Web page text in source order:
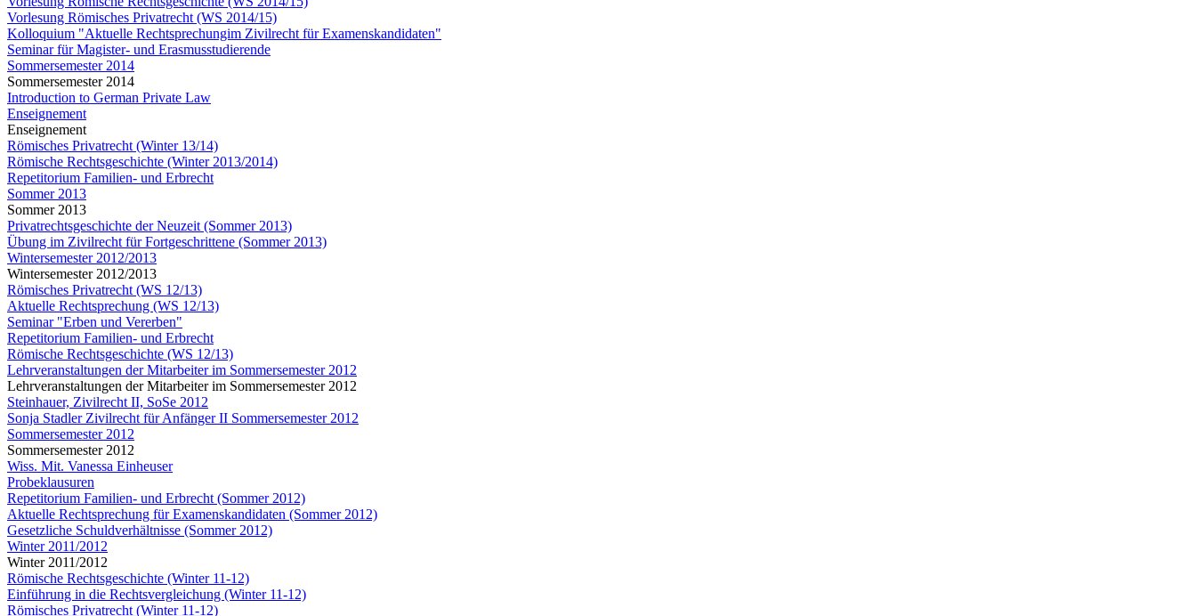
Vorlesung Römisches Privatrecht (WS 2014/15)
Kolloquium "Aktuelle Rechtsprechungim Zivilrecht für Examenskandidaten"
Seminar für Magister- und Erasmusstudierende
Sommersemester 2014
Sommersemester 2014
Introduction to German Private Law
Enseignement
Enseignement
Römisches Privatrecht (Winter 13/14)
Römische Rechtsgeschichte (Winter 2013/2014)
Repetitorium Familien- und Erbrecht
Sommer 2013
Sommer 2013
Privatrechtsgeschichte der Neuzeit (Sommer 2013)
Übung im Zivilrecht für Fortgeschrittene (Sommer 2013)
Wintersemester 2012/2013
Wintersemester 2012/2013
Römisches Privatrecht (WS 12/13)
Aktuelle Rechtsprechung (WS 12/13)
Seminar "Erben und Vererben"
Repetitorium Familien- und Erbrecht
Römische Rechtsgeschichte (WS 12/13)
Lehrveranstaltungen der Mitarbeiter im Sommersemester 2012
Lehrveranstaltungen der Mitarbeiter im Sommersemester 2012
Steinhauer, Zivilrecht II, SoSe 2012
Sonja Stadler Zivilrecht für Anfänger II Sommersemester 2012
Sommersemester 2012
Sommersemester 2012
Wiss. Mit. Vanessa Einheuser
Probeklausuren
Repetitorium Familien- und Erbrecht (Sommer 2012)
Aktuelle Rechtsprechung für Examenskandidaten (Sommer 2012)
Gesetzliche Schuldverhältnisse (Sommer 2012)
Winter 2011/2012
Winter 2011/2012
Römische Rechtsgeschichte (Winter 11-12)
Einführung in die Rechtsvergleichung (Winter 11-12)
Römisches Privatrecht (Winter 11-12)